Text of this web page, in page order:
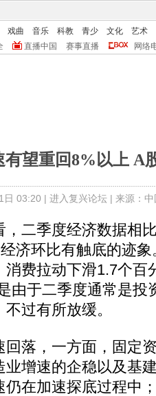
戏曲 音乐 科教 青少 文化
艺术
直播中国 赛事直播 网络
有望重回8%以上 A
日 03:20 | 进入复兴论坛| 来源：
二季度经济数据相
济环比有触底的迹
费拉动下滑1.7个百
由于二季度通常是投
过有所放缓。
落，一方面，固定
增速的企稳以及基
仍在加速探底过程中